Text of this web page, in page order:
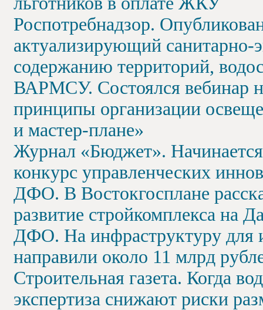
Роспотребнадзор.
актуализирующий санитарно-
содержанию территорий,
ВАРМСУ. Состоялся вебинар
принципы организации
и мастер-плане»
Журнал «Бюджет».
конкурс управленческих
ДФО. В Востокгосплане
развитие стройкомплекса на
ДФО. На инфраструктуру для
направили около 11 млрд
Строительная газета. Когда
экспертиза снижают риски